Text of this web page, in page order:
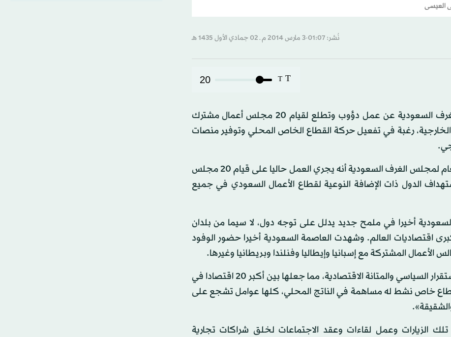
العيسى
نُشر: 01:07-3 مارس 2014 م ـ 02 جمادي الأول 1435 هـ
T
T
20
كشفت لـ«الشرق الأوسط» مصادر عاملة في مجلس الغرف السعودية عن عمل دؤوب وتطلع لقيام 20 مجلس أعمال مشترك
رغبة في تفعيل حركة القطاع الخاص المحلي وتوفير منصات
وفي هذا الصدد، أفصح المهندس خالد العتيبي الأمين العام لمجلس الغرف السعودية أنه يجري العمل حاليا على قيام 20 مجلس
الدول ذات الإضافة النوعية لقطاع الأعمال السعودي في جميع
أخيرا في ملمح جديد يدلل على توجه دول، لا سيما من بلدان
اقتصاديات العالم. وشهدت العاصمة السعودية أخيرا حضور الوفود
الأعمال المشتركة مع إسبانيا وإيطاليا وفنلندا وبريطانيا وغيرها.
وحول هذا التوجه، يقول العتيبي: «السعودية تتميز بالاستقرار السياسي والمتانة الاقتصادية، مما جعلها بين أكبر 20 اقتصادا في
بقطاع خاص نشط له مساهمة في الناتج المحلي، كلها عوامل تشجع على
الزيارات وعمل لقاءات وعقد الاجتماعات لخلق شراكات تجارية